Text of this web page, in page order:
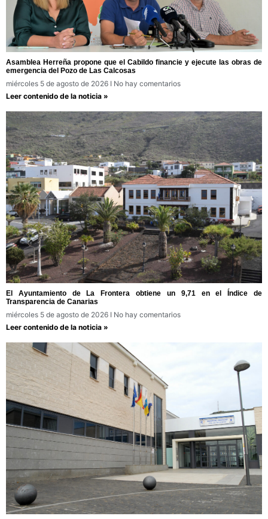
Asamblea Herreña propone que el Cabildo financie y ejecute las obras de
emergencia del Pozo de Las Calcosas
miércoles 5 de agosto de 2026
No hay comentarios
Leer contenido de la noticia »
El Ayuntamiento de La Frontera obtiene un 9,71 en el Índice de
Transparencia de Canarias
miércoles 5 de agosto de 2026
No hay comentarios
Leer contenido de la noticia »